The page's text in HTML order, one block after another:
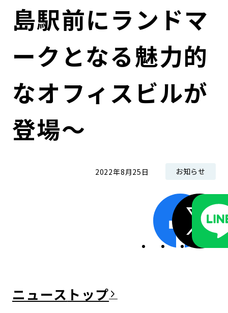
島駅前にランドマ
ークとなる魅力的
なオフィスビルが
登場～
2022年8月25日 お知らせ
ニュース